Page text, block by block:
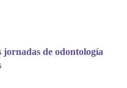
jornadas de odontología